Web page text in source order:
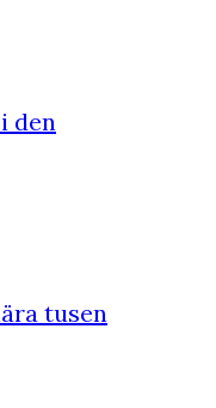
den
tusen